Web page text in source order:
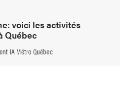
voici les activités
Québec
IA Métro Québec